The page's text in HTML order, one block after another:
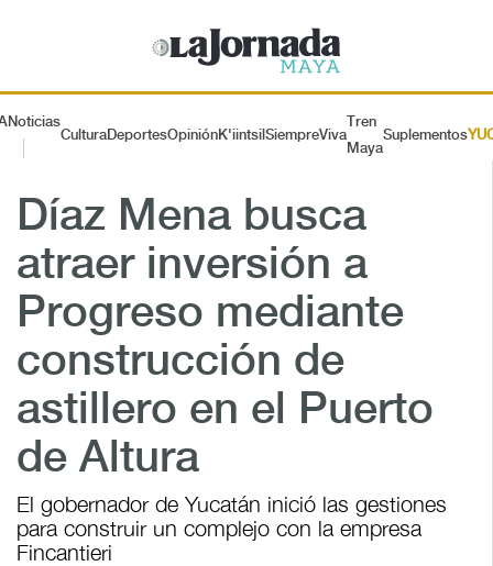
Noticias
CulturaDeportesOpiniónK'iintsil SiempreViva
Tren
Maya
Suplementos
Díaz Mena busca
atraer inversión a
Progreso mediante
construcción de
astillero en el Puerto
de Altura
El gobernador de Yucatán inició las gestiones
para construir un complejo con la empresa
Fincantieri